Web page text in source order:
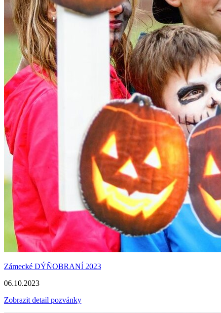
Zámecké DÝŇOBRANÍ 2023
06.10.2023
Zobrazit detail pozvánky